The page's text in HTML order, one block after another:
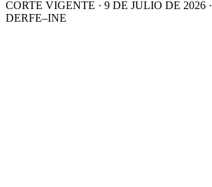
CORTE VIGENTE · 9 DE JULIO DE 2026 ·
DERFE–INE